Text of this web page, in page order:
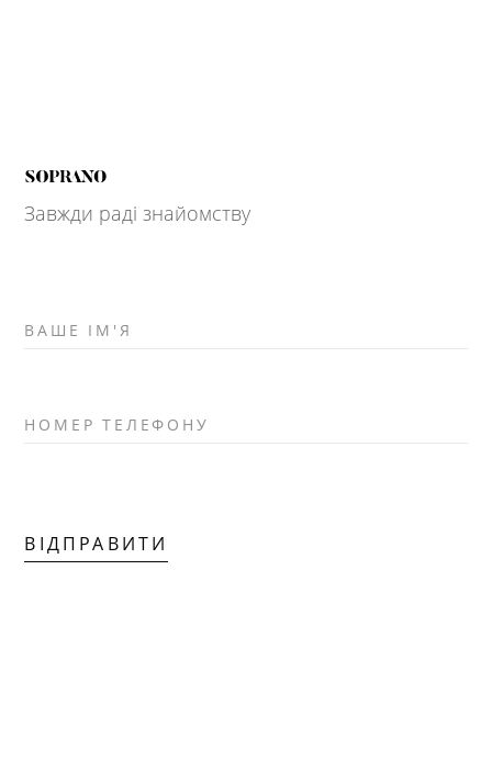
Завжди раді знайомству
ВАШЕ ІМ'Я
НОМЕР ТЕЛЕФОНУ
ВІДПРАВИТИ